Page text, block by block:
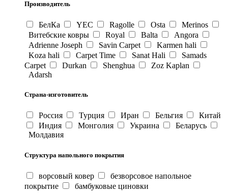
Производитель
БелКа YEC Ragolle Osta
Merinos
Витебские ковры
Royal Balta
Angora
Adrienne Joseph
Savin Carpet
Karmen hali
Koza hali
Carpet Time Sanat Hali
Samads
Carpet
Durkan Shenghua
Zoz Kaplan
Adarsh
Страна-изготовитель
Россия Турция Иран Бельгия
Китай
Индия
Монголия Украина
Беларусь
Молдавия
Структура напольного покрытия
ворсовый ковер
безворсовое напольное
покрытие
бамбуковые циновки